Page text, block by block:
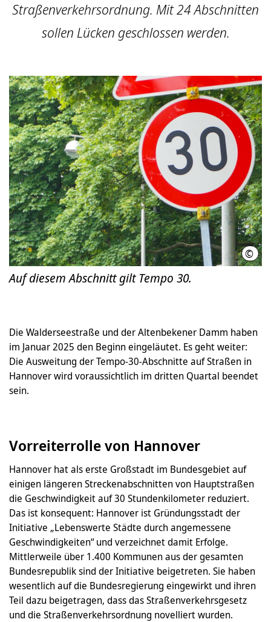
Straßenverkehrsordnung. Mit 24 Abschnitten
sollen Lücken geschlossen werden.
© LHH
Auf diesem Abschnitt gilt Tempo 30.
Die Walderseestraße und der Altenbekener Damm haben
im Januar 2025 den Beginn eingeläutet. Es geht weiter:
Die Ausweitung der Tempo-30-Abschnitte auf Straßen in
Hannover wird voraussichtlich im dritten Quartal beendet
sein.
Vorreiterrolle von Hannover
Hannover hat als erste Großstadt im Bundesgebiet auf
einigen längeren Streckenabschnitten von Hauptstraßen
die Geschwindigkeit auf 30 Stundenkilometer reduziert.
Das ist konsequent: Hannover ist Gründungsstadt der
Initiative „Lebenswerte Städte durch angemessene
Geschwindigkeiten“ und verzeichnet damit Erfolge.
Mittlerweile über 1.400 Kommunen aus der gesamten
Bundesrepublik sind der Initiative beigetreten. Sie haben
wesentlich auf die Bundesregierung eingewirkt und ihren
Teil dazu beigetragen, dass das Straßenverkehrsgesetz
und die Straßenverkehrsordnung novelliert wurden.